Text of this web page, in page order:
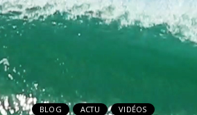
BLOG ACTU VIDÉOS